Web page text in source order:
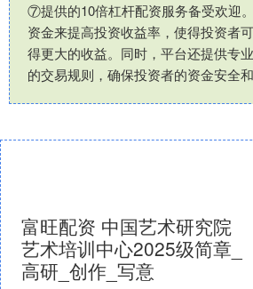
⑦提供的10倍杠杆配资服务备受欢迎
资金来提高投资收益率，使得投资者
得更大的收益。同时，平台还提供专
的交易规则，确保投资者的资金安全和
富旺配资 中国艺术研究院
艺术培训中心2025级简章_
高研_创作_写意